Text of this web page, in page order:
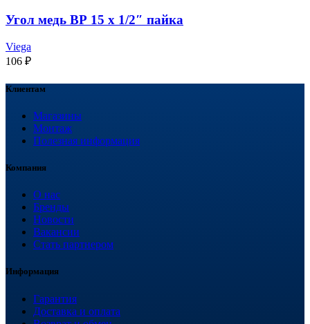
Угол медь ВР 15 х 1/2″ пайка
Viega
106 ₽
Клиентам
Магазины
Монтаж
Полезная информация
Компания
О нас
Бренды
Новости
Вакансии
Стать партнером
Информация
Гарантия
Доставка и оплата